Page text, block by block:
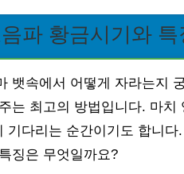
파 황금시기와 특
뱃속에서 어떻게 자라는지
는 최고의 방법입니다. 마치
기다리는 순간이기도 합니
징은 무엇일까요?